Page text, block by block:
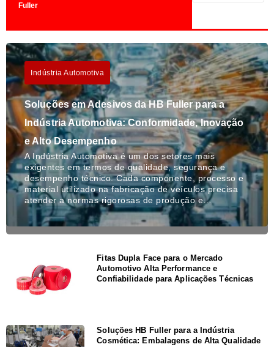
Fuller
Indústria Automotiva
Soluções em Adesivos da HB Fuller para a
Indústria Automotiva: Conformidade, Inovação
e Alto Desempenho
A Indústria Automotiva é um dos setores mais
exigentes em termos de qualidade, segurança e
desempenho técnico. Cada componente, processo e
material utilizado na fabricação de veículos precisa
atender a normas rigorosas de produção e…
Fitas Dupla Face para o Mercado
Automotivo Alta Performance e
Confiabilidade para Aplicações Técnicas
Soluções HB Fuller para a Indústria
Cosmética: Embalagens de Alta Qualidade